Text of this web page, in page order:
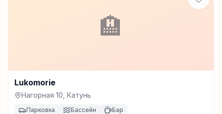
🏨
Lukomorie
Нагорная 10, Катунь
Парковка Бассейн Бар